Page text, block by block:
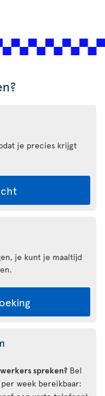
je precies krijgt
je kunt je maaltijd
spreken? Bel
week bereikbaar: